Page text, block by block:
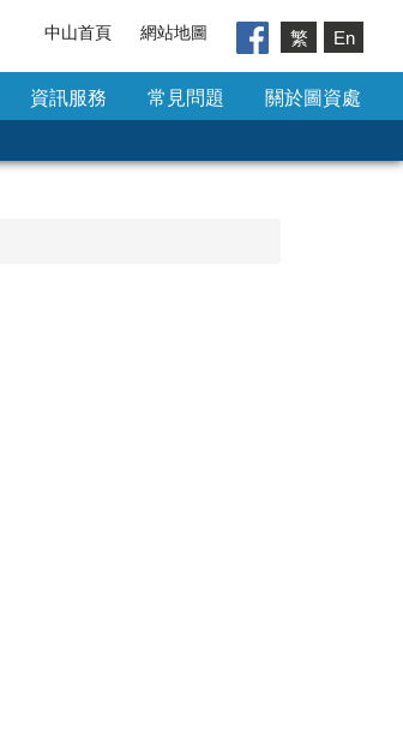
中山首頁 網站地圖 繁 En
資訊服務 常見問題 關於圖資處